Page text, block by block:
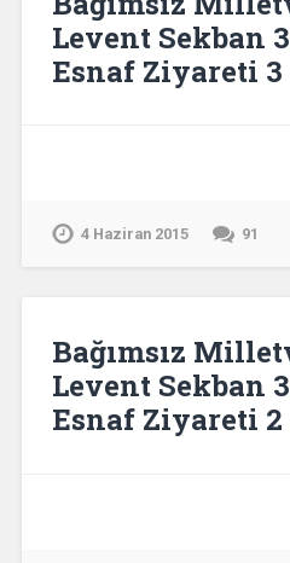
Levent Sekban
Esnaf Ziyareti 3
4 Haziran 2015 91
Bağımsız
Levent Sekban
Esnaf Ziyareti 2